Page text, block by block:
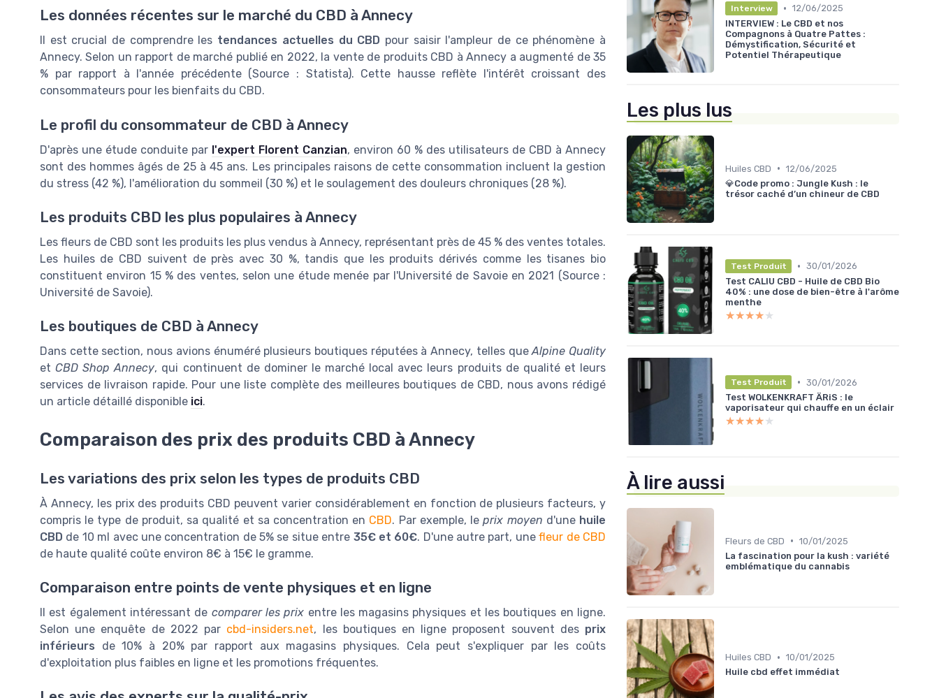
Les données récentes sur le marché du CBD à Annecy
Il est crucial de comprendre les tendances actuelles du CBD pour saisir l'ampleur de ce phénomène à
Annecy. Selon un rapport de marché publié en 2022, la vente de produits CBD à Annecy a augmenté de 35
% par rapport à l'année précédente (Source : Statista). Cette hausse reflète l'intérêt croissant des
consommateurs pour les bienfaits du CBD.
Le profil du consommateur de CBD à Annecy
D'après une étude conduite par l'expert Florent Canzian, environ 60 % des utilisateurs de CBD à Annecy
sont des hommes âgés de 25 à 45 ans. Les principales raisons de cette consommation incluent la gestion
du stress (42 %), l'amélioration du sommeil (30 %) et le soulagement des douleurs chroniques (28 %).
Les produits CBD les plus populaires à Annecy
Les fleurs de CBD sont les produits les plus vendus à Annecy, représentant près de 45 % des ventes totales.
Les huiles de CBD suivent de près avec 30 %, tandis que les produits dérivés comme les tisanes bio
constituent environ 15 % des ventes, selon une étude menée par l'Université de Savoie en 2021 (Source :
Université de Savoie).
Les boutiques de CBD à Annecy
Dans cette section, nous avions énuméré plusieurs boutiques réputées à Annecy, telles queAlpine Quality
etCBD Shop Annecy, qui continuent de dominer le marché local avec leurs produits de qualité et leurs
services de livraison rapide. Pour une liste complète des meilleures boutiques de CBD, nous avons rédigé
un article détaillé disponible ici.
Comparaison des prix des produits CBD à Annecy
Les variations des prix selon les types de produits CBD
À Annecy, les prix des produits CBD peuvent varier considérablement en fonction de plusieurs facteurs, y
compris le type de produit, sa qualité et sa concentration en CBD. Par exemple, leprix moyen d'une huile
CBD de 10 ml avec une concentration de 5% se situe entre 35€ et 60€. D'une autre part, unefleur de CBD
de haute qualité coûte environ 8€ à 15€ le gramme.
Comparaison entre points de vente physiques et en ligne
Il est également intéressant de comparer les prix entre les magasins physiques et les boutiques en ligne.
Selon une enquête de 2022 par cbd-insiders.net, les boutiques en ligne proposent souvent des prix
inférieurs de 10% à 20% par rapport aux magasins physiques. Cela peut s'expliquer par les coûts
d'exploitation plus faibles en ligne et les promotions fréquentes.
Interview • 12/06/2025
INTERVIEW : Le CBD et nos
Compagnons à Quatre Pattes :
Démystification, Sécurité et
Potentiel Thérapeutique
Les plus lus
Huiles CBD • 12/06/2025
💎Code promo : Jungle Kush : le
trésor caché d’un chineur de CBD
Test Produit • 30/01/2026
Test CALIU CBD - Huile de CBD Bio
40% : une dose de bien-être à l'arôme
menthe
★★★★★
★★★★★
Test Produit • 30/01/2026
Test WOLKENKRAFT ÄRiS : le
vaporisateur qui chauffe en un éclair
★★★★★
★★★★★
À lire aussi
Fleurs de CBD • 10/01/2025
La fascination pour la kush : variété
emblématique du cannabis
Huiles CBD • 10/01/2025
Huile cbd effet immédiat